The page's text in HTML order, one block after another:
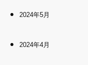
2024年5月
2024年4月